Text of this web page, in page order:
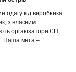
одягу від виробника.
з власним
організатори СП,
Наша мета –